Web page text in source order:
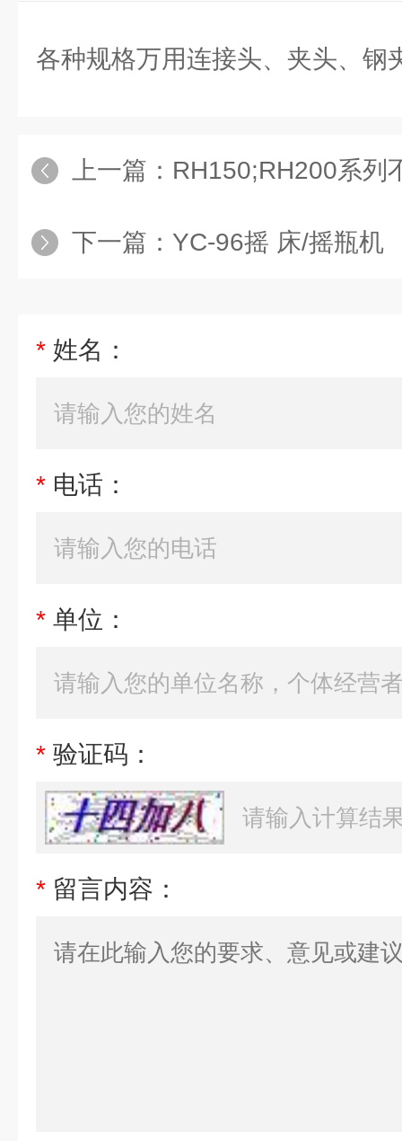
各种规格万用连接头、夹头、钢
上一篇： RH150;RH200系列
下一篇： YC-96摇 床/摇瓶机
* 姓名：
* 电话：
* 单位：
* 验证码：
* 留言内容：